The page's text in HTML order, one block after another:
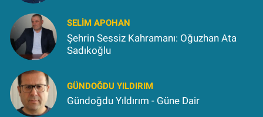
SELIM APOHAN
Şehrin Sessiz Kahramanı: Oğuzhan Ata
Sadıkoğlu
GÜNDOĞDU YILDIRIM
Gündoğdu Yıldırım - Güne Dair